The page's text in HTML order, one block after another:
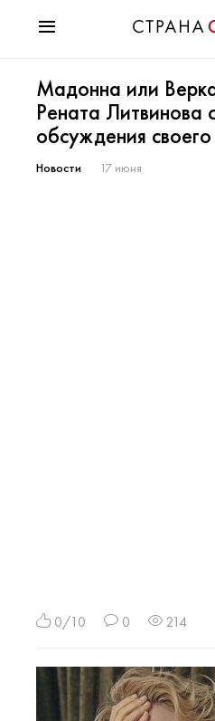
Мода
Звезды
Гороскопы
Здоровье
Мадонна или
Рената Литвинова
обсуждения
Новости 17 июня
0/10 0 214